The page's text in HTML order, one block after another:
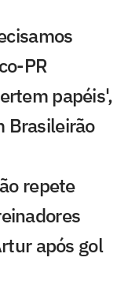
PR
papéis',
Brasileirão
repete
após gol